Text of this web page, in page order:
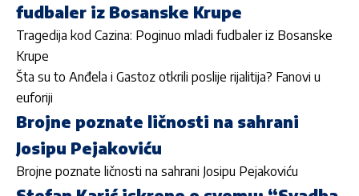
fudbaler iz Bosanske Krupe
Tragedija kod Cazina: Poginuo mladi fudbaler iz Bosanske
Krupe
Šta su to Anđela i Gastoz otkrili poslije rijalitija? Fanovi u
euforiji
Brojne poznate ličnosti na sahrani
Josipu Pejakoviću
Brojne poznate ličnosti na sahrani Josipu Pejakoviću